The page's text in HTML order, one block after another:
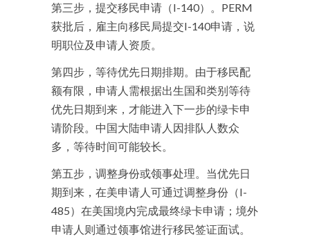
第三步，提交移民申请（I-140）。PERM
获批后，雇主向移民局提交I-140申请，说
明职位及申请人资质。
第四步，等待优先日期排期。由于移民配
额有限，申请人需根据出生国和类别等待
优先日期到来，才能进入下一步的绿卡申
请阶段。中国大陆申请人因排队人数众
多，等待时间可能较长。
第五步，调整身份或领事处理。当优先日
期到来，在美申请人可通过调整身份（I-
485）在美国境内完成最终绿卡申请；境外
申请人则通过领事馆进行移民签证面试。